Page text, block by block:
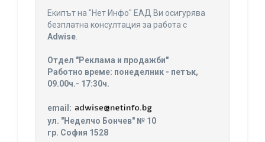
бихме искали да Ви уведомим, че „Нет Инфо“ ЕАД (
прекратява услугата Adwiseсчитано от
г
Eкипът на "Нет Инфо" ЕАД Ви осигурява
безплатна консултация за работа с
Adwise.
Отдел "Реклама и продажби"
Работно време: понеделник - петък,
09.00ч.- 17:30ч.
email:
ул. "Неделчо Бончев" № 10
гр. София 1528